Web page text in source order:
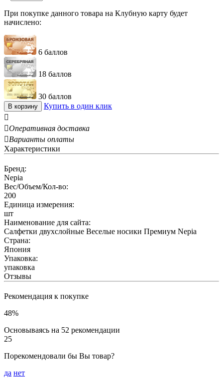
При покупке данного товара на Клубную карту будет
начислено:
6 баллов
18 баллов
30 баллов
В корзину
Купить в один клик

Оперативная доставка
Варианты оплаты
Характеристики
Бренд:
Nepia
Вес/Объем/Кол-во:
200
Единица измерения:
шт
Наименование для сайта:
Салфетки двухслойные Веселые носики Премиум Nepia
Страна:
Япония
Упаковка:
упаковка
Отзывы
Рекомендация к покупке
48%
Основываясь на 52 рекомендации
25
Порекомендовали бы Вы товар?
да нет